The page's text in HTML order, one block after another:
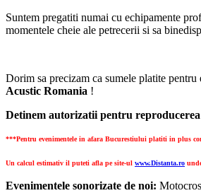
Suntem pregatiti numai cu echipamente
momentele cheie ale petrecerii si sa
Dorim sa precizam ca sumele platite
Acustic Romania !
Detinem autorizatii pentru
***Pentru evenimentele in afara Bucurestiului platiti in plus
Un calcul estimativ il puteti afla pe site-ul www.Distanta.ro
Evenimentele sonorizate de noi: